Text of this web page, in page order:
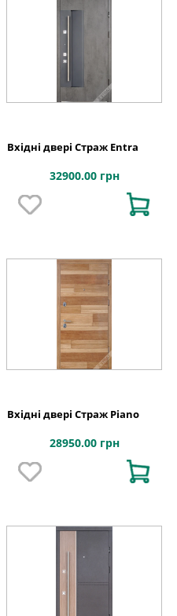
Вхідні двері Страж Entra
32900.00 грн
Вхідні двері Страж Piano
28950.00 грн